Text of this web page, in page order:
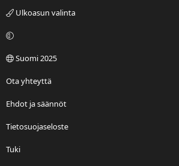
Ulkoasun valinta
Suomi 2025
Ota yhteyttä
Ehdot ja säännöt
Tietosuojaseloste
Tuki